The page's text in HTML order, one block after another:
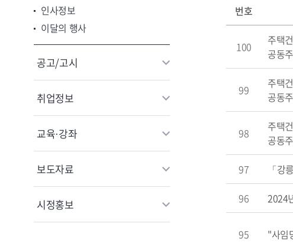
인사정보
이달의 행사
공고/고시
취업정보
교육·강좌
보도자료
시정홍보
번호
100
주택
공동
99
주택
공동
98
주택
공동
97 「강
96 2024
95 "사임